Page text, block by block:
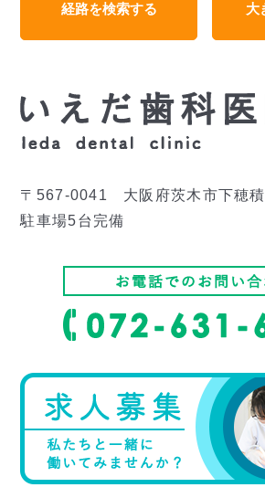
経路を検索する 大
〒567-0041 大阪府茨木市下穂
駐車場5台完備